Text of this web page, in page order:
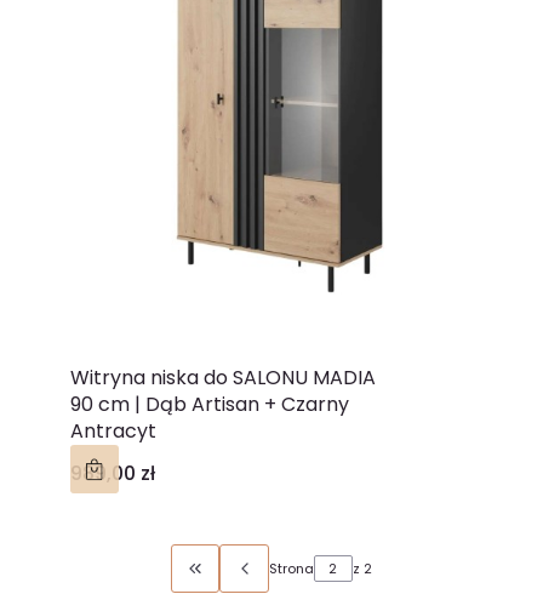
Witryna niska do SALONU MADIA
90 cm | Dąb Artisan + Czarny
Antracyt
Cena
989,00 zł
Wróć do pierwszej strony z produktami
Strona z 2